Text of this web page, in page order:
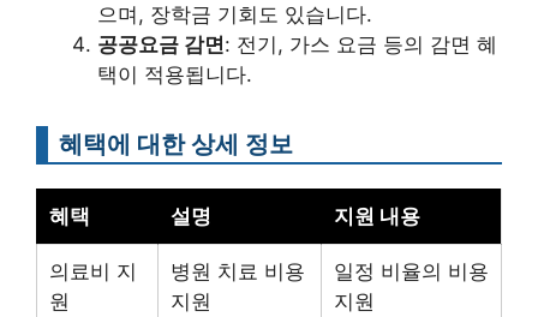
으며, 장학금 기회도 있습니다.
공공요금 감면: 전기, 가스 요금 등의 감면 혜
택이 적용됩니다.
혜택에 대한 상세 정보
혜택 설명 지원 내용
의료비 지
원
병원 치료 비용
지원
일정 비율의 비용
지원